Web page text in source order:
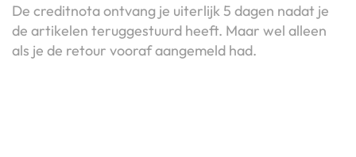
De creditnota ontvang je uiterlijk 5 dagen nadat je
de artikelen teruggestuurd heeft. Maar wel alleen
als je de retour vooraf aangemeld had.